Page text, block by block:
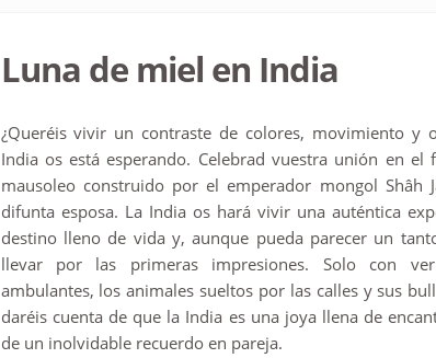
Luna de miel en India
¿Queréis vivir un contraste de colores, movimiento y
India os está esperando. Celebrad vuestra unión en el
mausoleo construido por el emperador mongol Shâh
difunta esposa. La India os hará vivir una auténtica
destino lleno de vida y, aunque pueda parecer un
llevar por las primeras impresiones. Solo con
ambulantes, los animales sueltos por las calles y sus
daréis cuenta de que la India es una joya llena de
de un inolvidable recuerdo en pareja.